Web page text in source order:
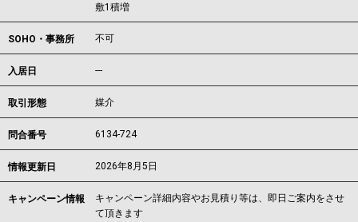
敷1積増
SOHO・事務所 不可
入居日 ---
取引形態 媒介
問合番号 6134-724
情報更新日 2026年8月5日
キャンペーン情報
キャンペーン詳細内容やお見積り等は、即日ご案内をさせ
て頂きます